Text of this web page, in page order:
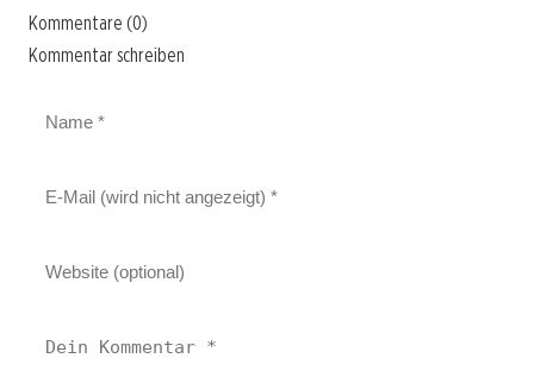
Kommentare (0)
Kommentar schreiben